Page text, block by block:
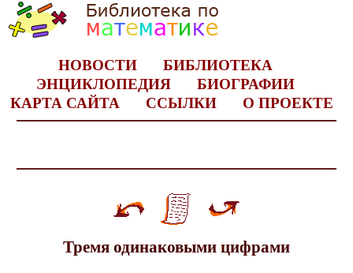
НОВОСТИ
БИБЛИОТЕКА
ЭНЦИКЛОПЕДИЯ
БИОГРАФИИ
КАРТА САЙТА
ССЫЛКИ О ПРОЕКТЕ
Тремя одинаковыми цифрами